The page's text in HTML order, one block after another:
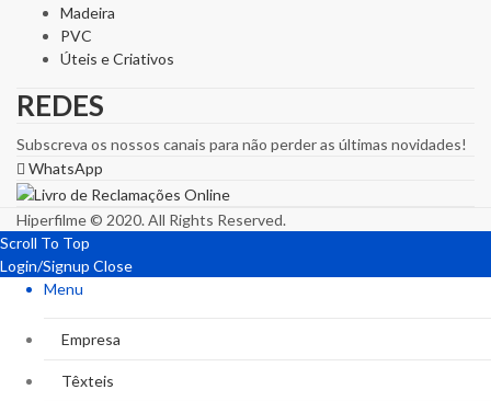
Madeira
PVC
Úteis e Criativos
REDES
Subscreva os nossos canais para não perder as últimas novidades!
WhatsApp
Hiperfilme © 2020. All Rights Reserved.
Scroll To Top
Login/Signup Close
Menu
Empresa
Têxteis